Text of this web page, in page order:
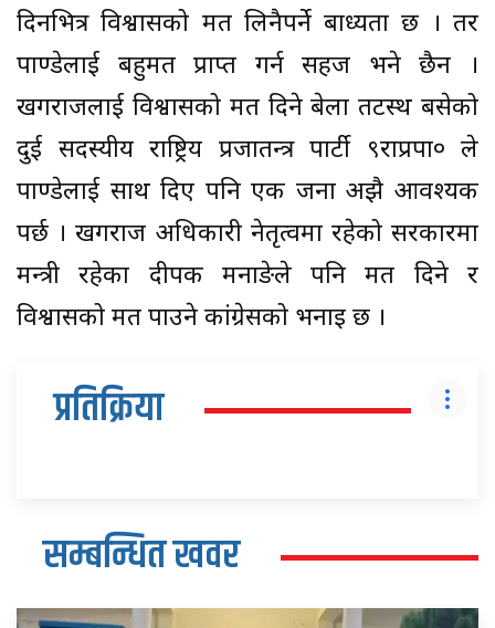
दिनभित्र विश्वासको मत लिनैपर्ने बाध्यता छ । तर
पाण्डेलाई बहुमत प्राप्त गर्न सहज भने छैन ।
खगराजलाई विश्वासको मत दिने बेला तटस्थ बसेको
दुई सदस्यीय राष्ट्रिय प्रजातन्त्र पार्टी ९राप्रपा० ले
पाण्डेलाई साथ दिए पनि एक जना अझै आवश्यक
पर्छ । खगराज अधिकारी नेतृत्वमा रहेको सरकारमा
मन्त्री रहेका दीपक मनाङेले पनि मत दिने र
विश्वासको मत पाउने कांग्रेसको भनाइ छ ।
प्रतिक्रिया
सम्बन्धित खवर